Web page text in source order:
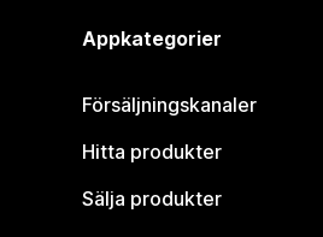
Appkategorier
Försäljningskanaler
Hitta produkter
Sälja produkter